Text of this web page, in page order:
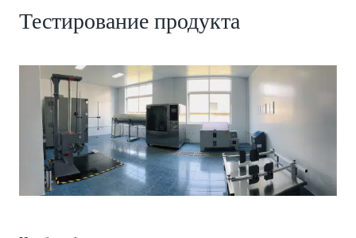
Тестирование продукта